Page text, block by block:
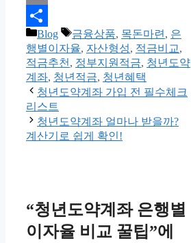
Email
Share
카
테
고
리
Blog
태
그
금융상품, 목돈마련 , 은
행별이자율, 자산형성, 적금비교,
적금추천 , 정부지원적금, 청년도약
계좌, 청년적금, 청년혜택
청년도약계좌 가입 전 필수체크
리스트
청년도약계좌 얼마나 받을까?
계산기로 쉽게 확인!
“청년도약계좌 은행별
이자율 비교 꿀팁”에